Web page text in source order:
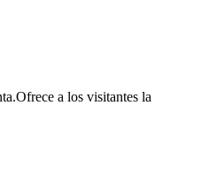
a los visitantes la